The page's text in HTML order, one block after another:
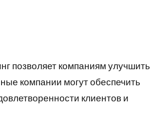
позволяет компаниям улучшить
компании могут обеспечить
клиентов и